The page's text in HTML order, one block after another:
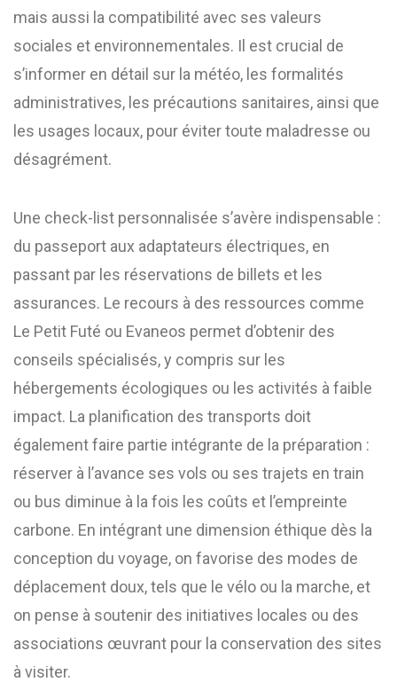
mais aussi la compatibilité avec ses valeurs
sociales et environnementales. Il est crucial de
s’informer en détail sur la météo, les formalités
administratives, les précautions sanitaires, ainsi que
les usages locaux, pour éviter toute maladresse ou
désagrément.
Une check-list personnalisée s’avère indispensable :
du passeport aux adaptateurs électriques, en
passant par les réservations de billets et les
assurances. Le recours à des ressources comme
Le Petit Futé ou Evaneos permet d’obtenir des
conseils spécialisés, y compris sur les
hébergements écologiques ou les activités à faible
impact. La planification des transports doit
également faire partie intégrante de la préparation :
réserver à l’avance ses vols ou ses trajets en train
ou bus diminue à la fois les coûts et l’empreinte
carbone. En intégrant une dimension éthique dès la
conception du voyage, on favorise des modes de
déplacement doux, tels que le vélo ou la marche, et
on pense à soutenir des initiatives locales ou des
associations œuvrant pour la conservation des sites
à visiter.